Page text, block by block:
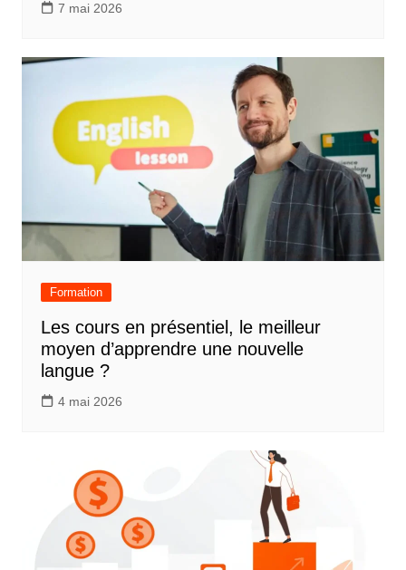
7 mai 2026
Formation
Les cours en présentiel, le meilleur
moyen d’apprendre une nouvelle
langue ?
4 mai 2026